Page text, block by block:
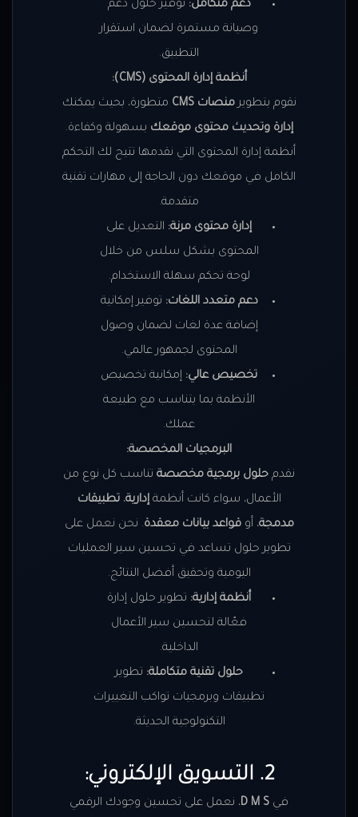
دعم متكامل: توفير حلول دعم
وصيانة مستمرة لضمان استقرار
التطبيق.
أنظمة إدارة المحتوى (CMS):
نقوم بتطويرمنصات CMS
متطورة، بحيث يمكنك
إدارة وتحديث محتوى موقعك بسهولة وكفاءة.
أنظمة إدارة المحتوى التي نقدمها تتيح لك التحكم
الكامل في موقعك دون الحاجة إلى مهارات تقنية
متقدمة.
إدارة محتوى مرنة: التعديل على
المحتوى بشكل سلس من خلال
لوحة تحكم سهلة الاستخدام.
دعم متعدد اللغات: توفير إمكانية
إضافة عدة لغات لضمان وصول
المحتوى لجمهور عالمي.
تخصيص عالي: إمكانية تخصيص
الأنظمة بما يتناسب مع طبيعة
عملك.
البرمجيات المخصصة:
نقدم حلول برمجية مخصصة تناسب كل نوع من
الأعمال، سواء كانت أنظمةإدارية،تطبيقات
مدمجة، أوقواعد بيانات معقدة. نحن نعمل على
تطوير حلول تساعد في تحسين سير العمليات
اليومية وتحقيق أفضل النتائج.
أنظمة إدارية: تطوير حلول إدارة
فعّالة لتحسين سير الأعمال
الداخلية.
حلول تقنية متكاملة: تطوير
تطبيقات وبرمجيات تواكب التغييرات
التكنولوجية الحديثة.
2. التسويق الإلكتروني:
في D M S، نعمل على تحسين وجودك الرقمي